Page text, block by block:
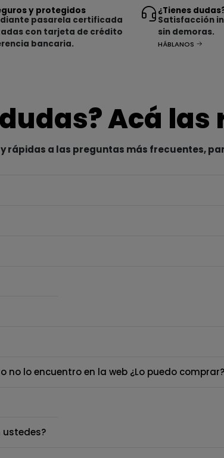
y protegidos
pasarela certificada
con tarjeta de crédito
bancaria.
¿Tienes
Satisfacción
sin demoras.
HÁBLANOS
Acá
rápidas a las preguntas más frecuentes,
lo encuentro en la web ¿Lo puedo comprar?